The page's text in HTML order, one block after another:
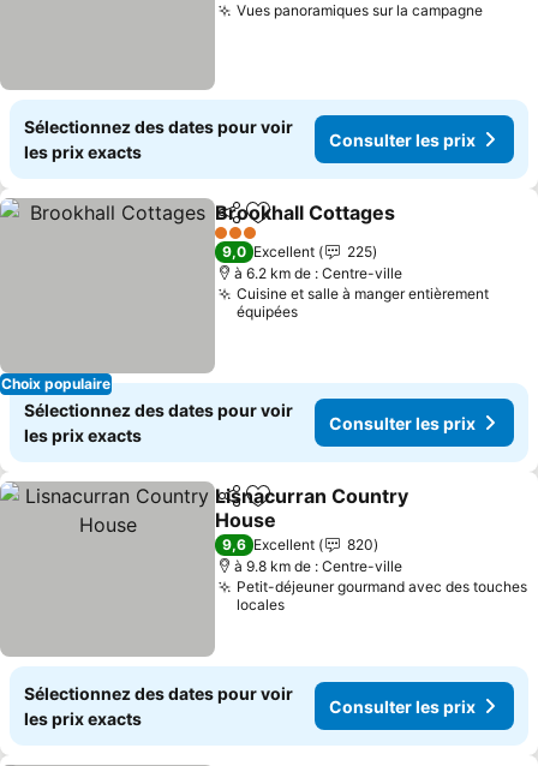
Vues panoramiques sur la campagne
Sélectionnez des dates pour voir
les prix exacts
Consulter les prix
Choix populaire
PartagerAjouter à mes favoris
Brookhall Cottages
3 Étoiles
9,0 Excellent
225
à 6.2 km de : Centre-ville
Cuisine et salle à manger entièrement
équipées
Sélectionnez des dates pour voir
les prix exacts
Consulter les prix
PartagerAjouter à mes favoris
Lisnacurran Country
House
Consulter les prix
9,6 Excellent
820
à 9.8 km de : Centre-ville
Petit-déjeuner gourmand avec des touches
locales
Sélectionnez des dates pour voir
les prix exacts
Consulter les prix